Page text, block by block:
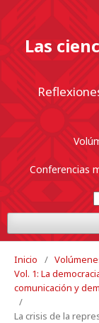
Las
Conferencias
Inicio /
Vol. 1: La
comunicación y
/
La crisis de la